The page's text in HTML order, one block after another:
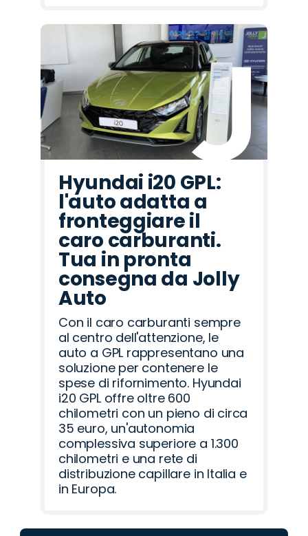
Hyundai i20 GPL:
l'auto adatta a
fronteggiare il
caro carburanti.
Tua in pronta
consegna da Jolly
Auto
Con il caro carburanti sempre
al centro dell'attenzione, le
auto a GPL rappresentano una
soluzione per contenere le
spese di rifornimento. Hyundai
i20 GPL offre oltre 600
chilometri con un pieno di circa
35 euro, un'autonomia
complessiva superiore a 1.300
chilometri e una rete di
distribuzione capillare in Italia e
in Europa.